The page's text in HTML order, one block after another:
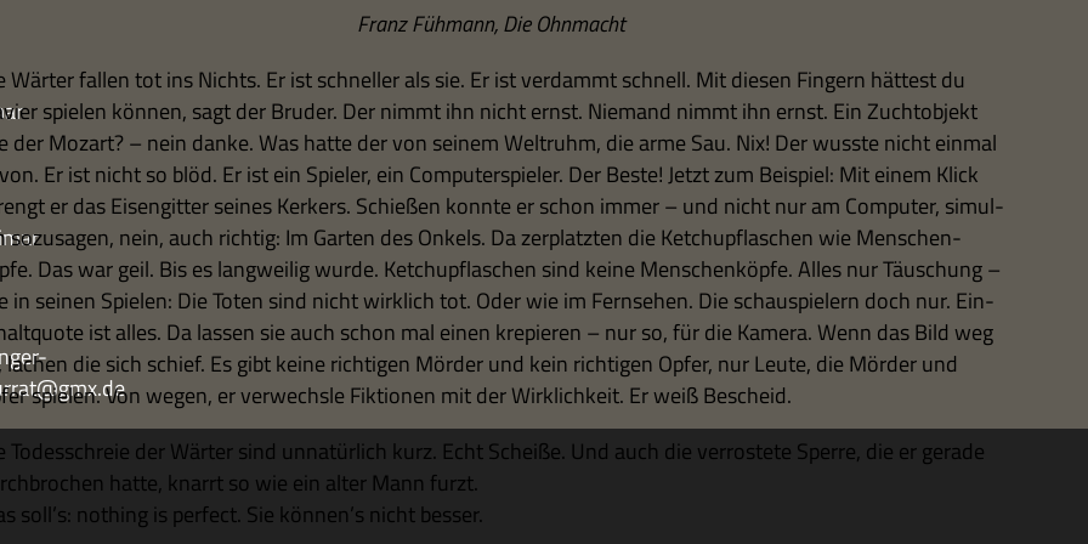
Franz Füh­mann, Die Ohnmacht
Wär­ter fal­len tot ins Nichts. Er ist schnel­ler als sie. Er ist ver­dammt schnell. Mit die­sen Fin­gern hät­test du
spie­len kön­nen, sagt der Bru­der. Der nimmt ihn nicht ernst. Nie­mand nimmt ihn ernst. Ein Zucht­ob­jekt
der Mozart? – nein danke. Was hatte der von sei­nem Welt­ruhm, die arme Sau. Nix! Der wusste nicht ein­mal
Er ist nicht so blöd. Er ist ein Spie­ler, ein Com­pu­ter­spie­ler. Der Beste! Jetzt zum Bei­spiel: Mit einem Klick
er das Eisen­git­ter sei­nes Ker­kers. Schie­ßen konnte er schon immer – und nicht nur am Com­pu­ter, simul­
sozu­sa­gen, nein, auch rich­tig: Im Gar­ten des Onkels. Da zer­platz­ten die Ketch­up­fla­schen wie Men­schen­
Das war geil. Bis es lang­wei­lig wurde. Ketch­up­fla­schen sind keine Men­schen­köpfe. Alles nur Täu­schung –
in sei­nen Spie­len: Die Toten sind nicht wirk­lich tot. Oder wie im Fern­se­hen. Die schau­spie­lern doch nur. Ein­
ist alles. Da las­sen sie auch schon mal einen kre­pie­ren – nur so, für die Kamera. Wenn das Bild weg
lachen die sich schief. Es gibt keine rich­ti­gen Mör­der und kein rich­ti­gen Opfer, nur Leute, die Mör­der und
spie­len. Von wegen, er ver­wechsle Fik­tio­nen mit der Wirk­lich­keit. Er weiß Bescheid.
Todes­schreie der Wär­ter sind unna­tür­lich kurz. Echt Scheiße. Und auch die ver­ro­stete Sperre, die er gerade
hatte, knarrt so wie ein alter Mann furzt.
soll’s: not­hing is per­fect. Sie können’s nicht besser.